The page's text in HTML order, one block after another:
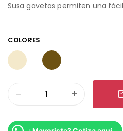
Susa gavetas permiten una
COLORES